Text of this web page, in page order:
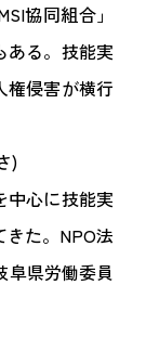
協同組合」
ある。技能実
権侵害が横行
)
中心に技能実
た。NPO法
阜県労働委員